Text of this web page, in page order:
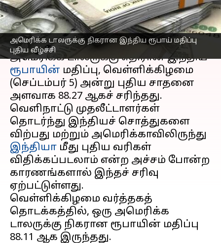
அமெரிக்க டாலருக்கு நிகரான இந்திய ரூபாய் மதிப்பு
புதிய வீழ்ச்சி
எழுதியவர் Sekar Chinnappan Sep 05, 2025 06:21 pm
செய்தி முன்னோட்டம்
அமெரிக்க டாலருக்கு எதிரான இந்திய
ரூபாயின் மதிப்பு, வெள்ளிக்கிழமை
(செப்டம்பர் 5) அன்று புதிய சாதனை
அளவாக ₹88.27 ஆகச் சரிந்தது.
வெளிநாட்டு முதலீட்டாளர்கள்
தொடர்ந்து இந்தியச் சொத்துகளை
விற்பது மற்றும் அமெரிக்காவிலிருந்து
இந்தியா மீது புதிய வரிகள்
விதிக்கப்படலாம் என்ற அச்சம் போன்ற
காரணங்களால் இந்தச் சரிவு
ஏற்பட்டுள்ளது.
வெள்ளிக்கிழமை வர்த்தகத்
தொடக்கத்தில், ஒரு அமெரிக்க
டாலருக்கு நிகரான ரூபாயின் மதிப்பு
₹88.11 ஆக இருந்தது.